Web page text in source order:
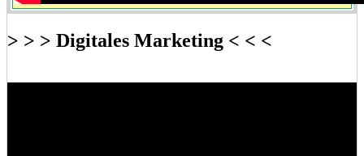
> > > Digitales Marketing < < <